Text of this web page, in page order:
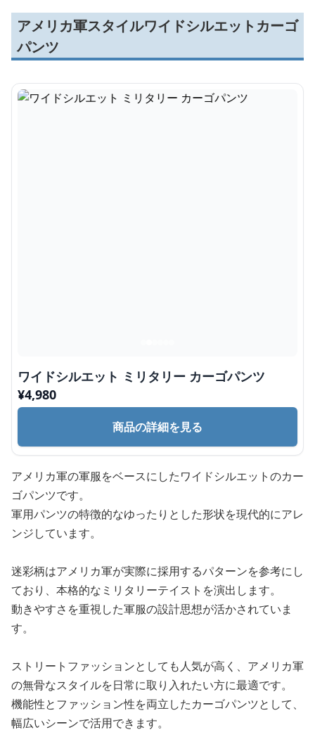
アメリカ軍スタイルワイドシルエットカーゴ
パンツ
ワイドシルエット ミリタリー カーゴパンツ
¥4,980
商品の詳細を見る
アメリカ軍の軍服をベースにしたワイドシルエットのカー
ゴパンツです。
軍用パンツの特徴的なゆったりとした形状を現代的にアレ
ンジしています。
迷彩柄はアメリカ軍が実際に採用するパターンを参考にし
ており、本格的なミリタリーテイストを演出します。
動きやすさを重視した軍服の設計思想が活かされていま
す。
ストリートファッションとしても人気が高く、アメリカ軍
の無骨なスタイルを日常に取り入れたい方に最適です。
機能性とファッション性を両立したカーゴパンツとして、
幅広いシーンで活用できます。